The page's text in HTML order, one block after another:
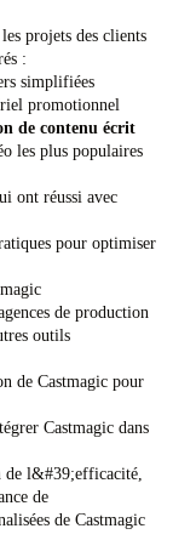
projets des clients
:
simplifiées
promotionnel
de contenu écrit
les plus populaires
ont réussi avec
pour optimiser
de production
outils
de Castmagic pour
Castmagic dans
l&#39;efficacité,
de
de Castmagic